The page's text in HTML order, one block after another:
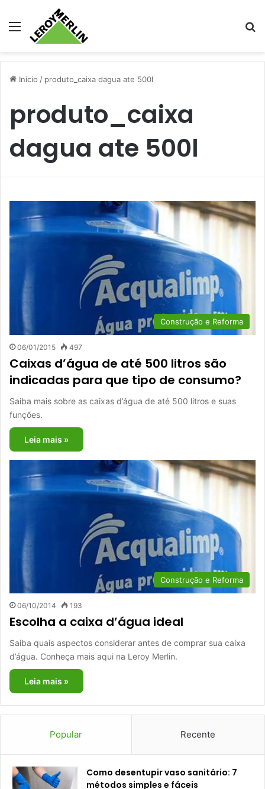
Menu
Início / produto_caixa dagua ate 500l
produto_caixa
dagua ate 500l
Construção e Reforma
06/01/2015 497
Caixas d’água de até 500 litros são
indicadas para que tipo de consumo?
Saiba mais sobre as caixas d’água de até 500 litros e suas
funções.
Leia mais »
Construção e Reforma
06/10/2014 193
Escolha a caixa d’água ideal
Saiba quais aspectos considerar antes de comprar sua caixa
d’água. Conheça mais aqui na Leroy Merlin.
Leia mais »
Popular Recente
Como desentupir vaso sanitário: 7
métodos simples e fáceis